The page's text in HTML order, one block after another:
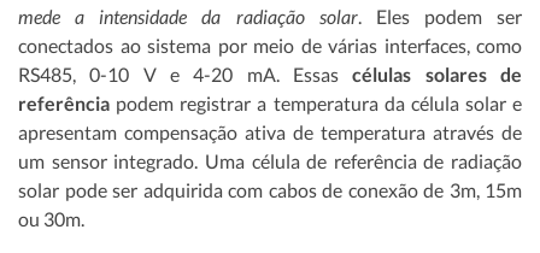
mede a intensidade da radiação solar. Eles podem ser
conectados ao sistema por meio de várias interfaces, como
RS485, 0-10 V e 4-20 mA. Essascélulas solares de
referência podem registrar a temperatura da célula solar e
apresentam compensação ativa de temperatura através de
um sensor integrado. Uma célula de referência de radiação
solar pode ser adquirida com cabos de conexão de 3m, 15m
ou 30m.